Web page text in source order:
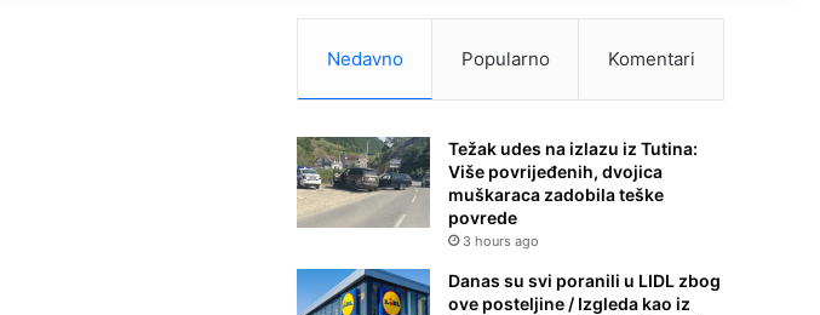
Nedavno Popularno Komentari
Težak udes na izlazu iz Tutina:
Više povrijeđenih, dvojica
muškaraca zadobila teške
povrede
3 hours ago
Danas su svi poranili u LIDL zbog
ove posteljine / Izgleda kao iz